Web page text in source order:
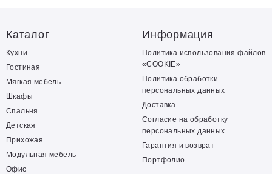
Каталог
Кухни
Гостиная
Мягкая мебель
Шкафы
Спальня
Детская
Прихожая
Модульная мебель
Офис
Информация
Политика использования файлов
«COOKIE»
Политика обработки
персональных данных
Доставка
Согласие на обработку
персональных данных
Гарантия и возврат
Портфолио